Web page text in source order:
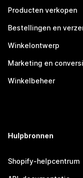
Producten verkopen
Bestellingen en
Winkelontwerp
Marketing en
Winkelbeheer
Hulpbronnen
Shopify-helpcentrum